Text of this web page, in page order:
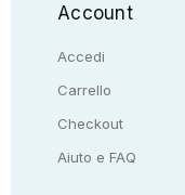
Account
Accedi
Carrello
Checkout
Aiuto e FAQ